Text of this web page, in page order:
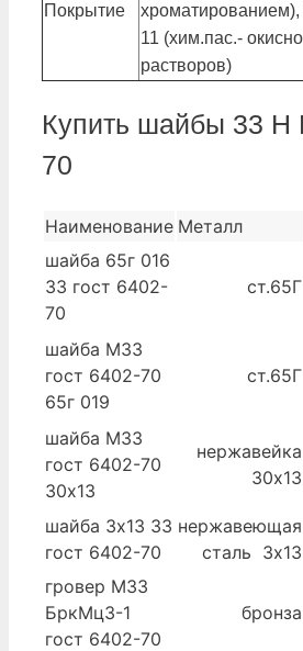
Покрытие
хроматированием),
11 (хим.пас.-
растворов)
Купить шайбы 33 Н
70
Наименование Металл
шайба 65г 016
33 гост 6402-
70
ст.65Г
шайба М33
гост 6402-70
65г 019
ст.65Г
шайба М33
гост 6402-70
30х13
нержавейка
30х13
шайба 3х13 33
гост 6402-70
нержавеющая
сталь 3х13
гровер М33
БркМц3-1
гост 6402-70
бронза